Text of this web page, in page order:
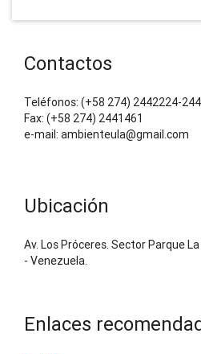
Contactos
Teléfonos: (+58 274) 2442224-
Fax: (+58 274) 2441461
e-mail: ambienteula@gmail.com
Ubicación
Av. Los Próceres. Sector Parque
- Venezuela.
Enlaces